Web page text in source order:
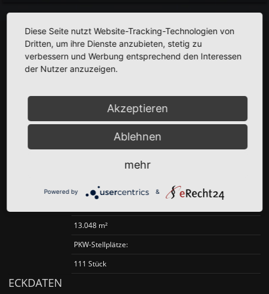
BERLIN III CAMPUS BER-FLUGHAFEN (WILLY
BRANDT)
OBJEKTBESCHREIBUNG
GE
Grundstücksfläche:
20.680 m²
13.048 m²
PKW-Stellplätze:
111 Stück
ECKDATEN
Diese Seite nutzt Website-Tracking-Technologien von
Dritten, um ihre Dienste anzubieten, stetig zu
verbessern und Werbung entsprechend den Interessen
der Nutzer anzuzeigen.
Akzeptieren
Ablehnen
mehr
Powered by &